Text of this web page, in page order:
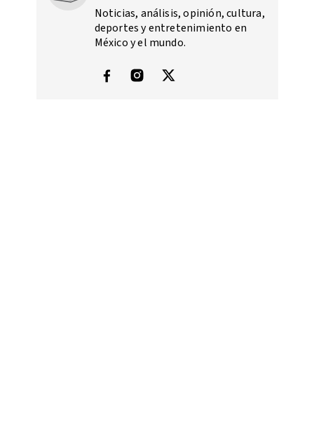
Noticias, análisis, opinión, cultura,
deportes y entretenimiento en
México y el mundo.